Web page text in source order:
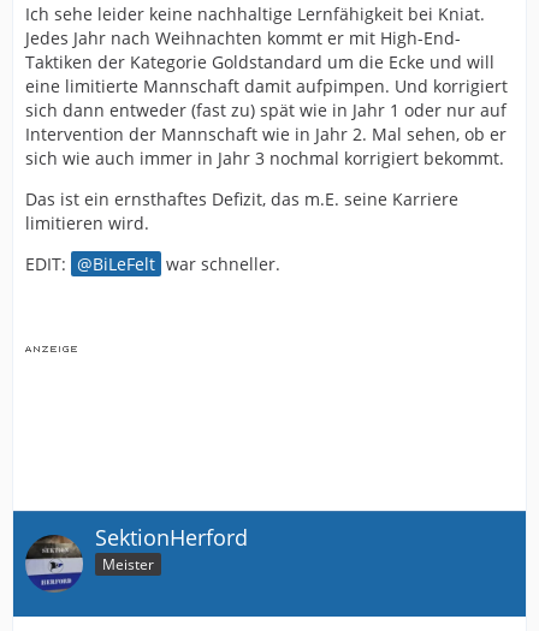
Ich sehe leider keine nachhaltige Lernfähigkeit bei Kniat.
Jedes Jahr nach Weihnachten kommt er mit High-End-
Taktiken der Kategorie Goldstandard um die Ecke und will
eine limitierte Mannschaft damit aufpimpen. Und korrigiert
sich dann entweder (fast zu) spät wie in Jahr 1 oder nur auf
Intervention der Mannschaft wie in Jahr 2. Mal sehen, ob er
sich wie auch immer in Jahr 3 nochmal korrigiert bekommt.
Das ist ein ernsthaftes Defizit, das m.E. seine Karriere
limitieren wird.
EDIT:
BiLeFelt war schneller.
SektionHerford
Meister